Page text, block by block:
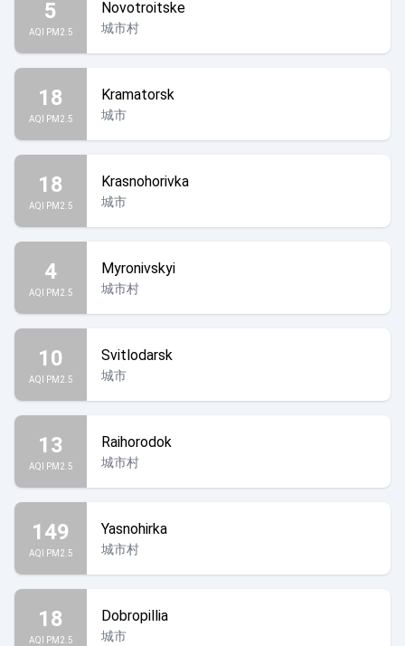
5
AQI PM2.5
Novotroitske
城市村
18
AQI PM2.5
Kramatorsk
城市
18
AQI PM2.5
Krasnohorivka
城市
4
AQI PM2.5
Myronivskyi
城市村
10
AQI PM2.5
Svitlodarsk
城市
13
AQI PM2.5
Raihorodok
城市村
149
AQI PM2.5
Yasnohirka
城市村
18
AQI PM2.5
Dobropillia
城市